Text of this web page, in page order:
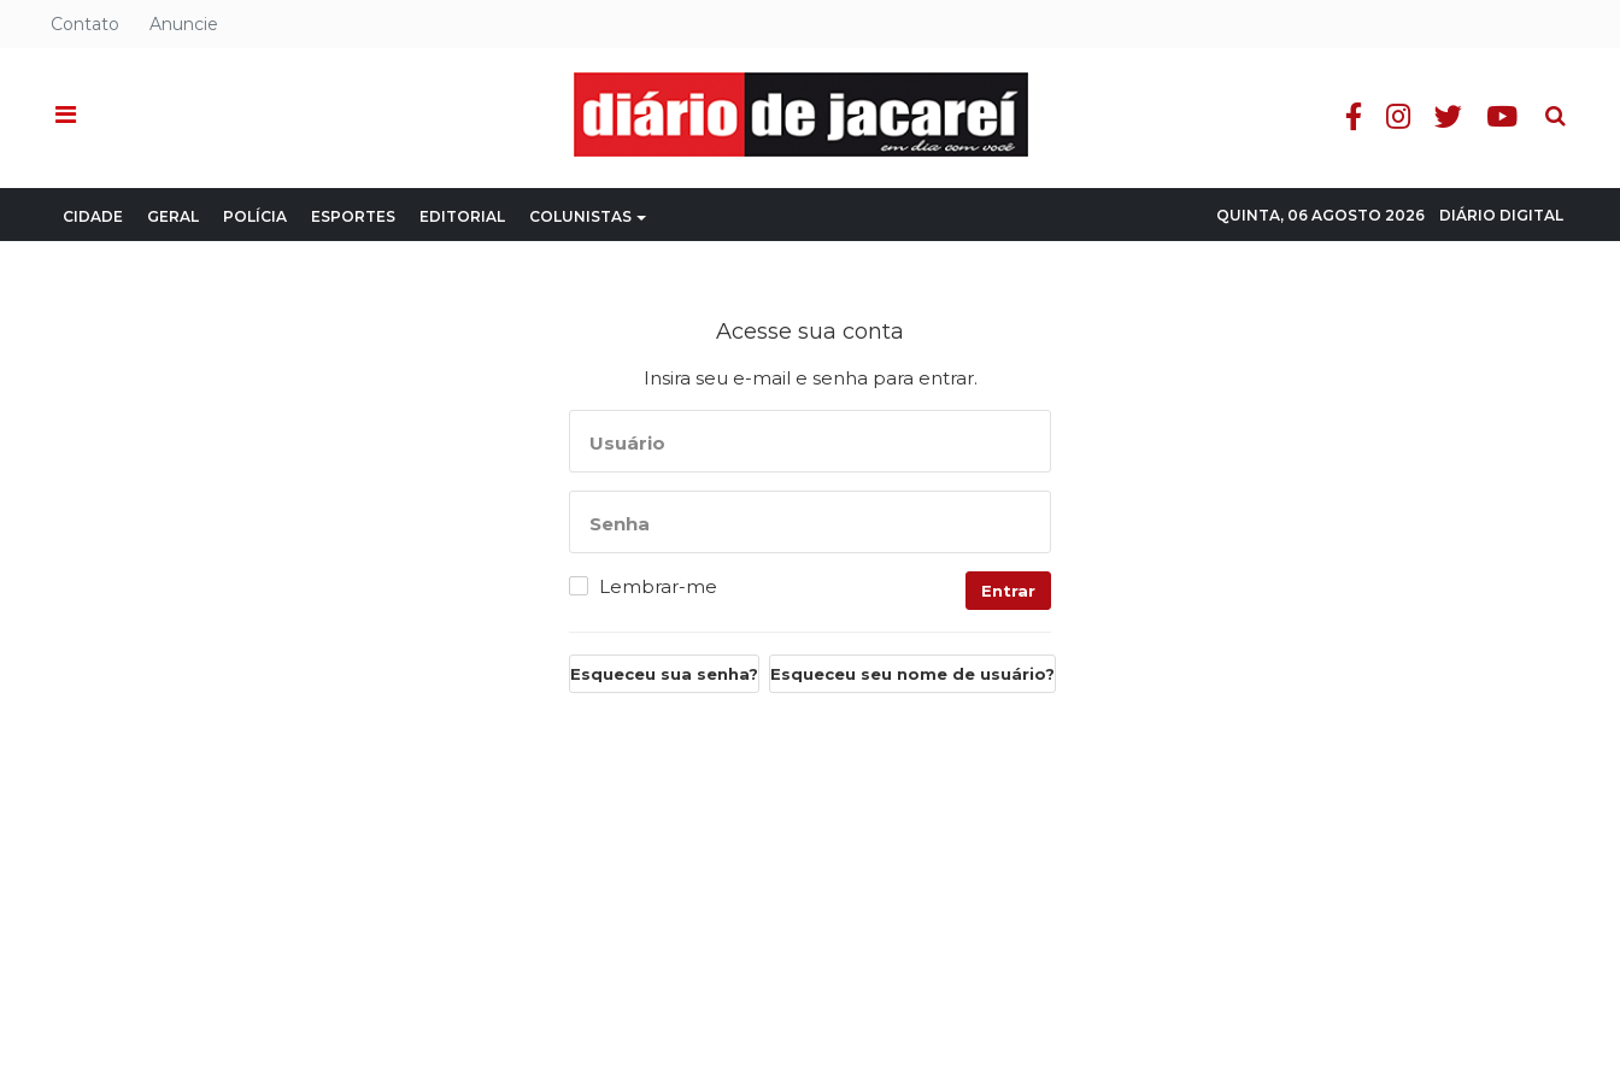
Contato Anuncie
Pesquisa
CIDADE GERAL POLÍCIA ESPORTES EDITORIAL COLUNISTAS QUINTA, 06 AGOSTO 2026 DIÁRIO DIGITAL
Acesse sua conta
Insira seu e-mail e senha para entrar.
Usuário
Senha
Lembrar-me Entrar
Esqueceu sua senha? Esqueceu seu nome de usuário?